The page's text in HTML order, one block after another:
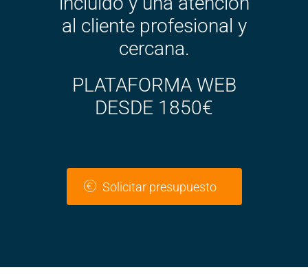
al cliente profesional y
cercana.
PLATAFORMA WEB
DESDE 1850€
Solicitar presupuesto